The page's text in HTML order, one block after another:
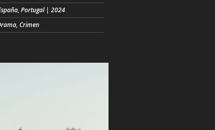
Portugal | 2024
Crimen
quiniela desde hace algunas